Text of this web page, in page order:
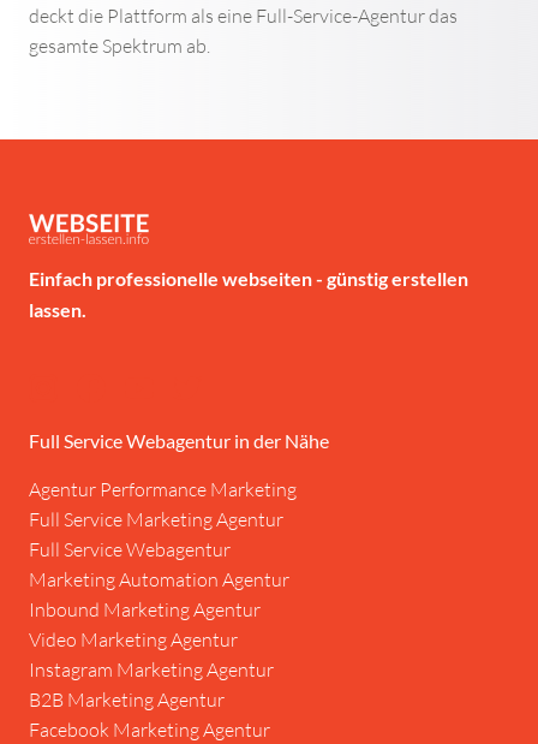
deckt die Plattform als eine Full-Service-Agentur das
gesamte Spektrum ab.
Einfach professionelle webseiten - günstig erstellen
lassen.
Full Service Webagentur in der Nähe
Agentur Performance Marketing
Full Service Marketing Agentur
Full Service Webagentur
Marketing Automation Agentur
Inbound Marketing Agentur
Video Marketing Agentur
Instagram Marketing Agentur
B2B Marketing Agentur
Facebook Marketing Agentur